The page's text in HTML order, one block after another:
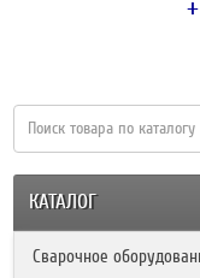
КАТАЛОГ
Сварочное